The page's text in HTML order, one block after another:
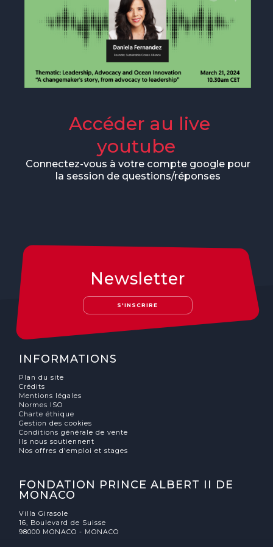
Beyond Plastic Med : BeMed
Initiative Homme - Faune sauvage
Accéder au live
youtube
Connectez-vous à votre compte google pour
la session de questions/réponses
Newsletter
S'INSCRIRE
INFORMATIONS
Plan du site
Crédits
Mentions légales
Normes ISO
Charte éthique
Gestion des cookies
Conditions générale de vente
Ils nous soutiennent
Nos offres d'emploi et stages
FONDATION PRINCE ALBERT II DE
MONACO
Villa Girasole
16, Boulevard de Suisse
98000 MONACO - MONACO